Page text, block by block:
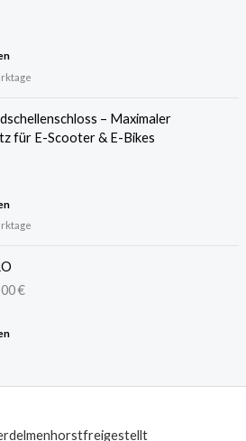
i
s
– Maximaler
für E-Scooter & E-Bikes
€